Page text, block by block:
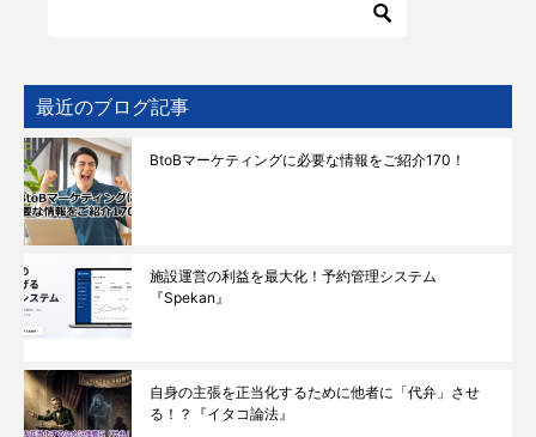
最近のブログ記事
BtoBマーケティングに必要な情報をご紹介170！
施設運営の利益を最大化！予約管理システム
『Spekan』
自身の主張を正当化するために他者に「代弁」させ
る！？『イタコ論法』